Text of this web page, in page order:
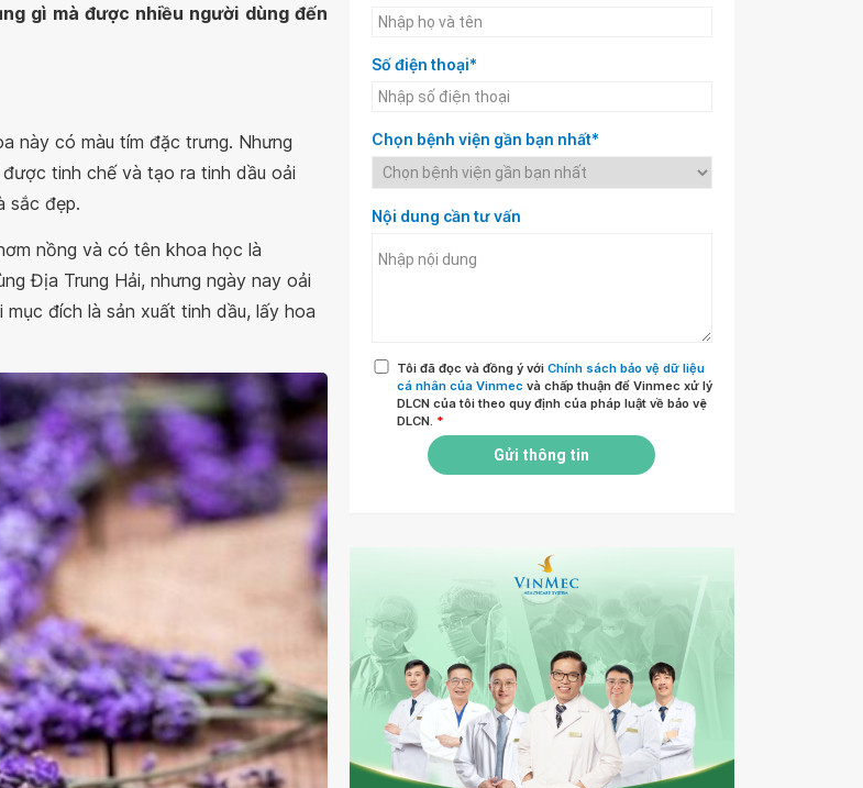
gì mà được nhiều người dùng đến
này có màu tím đặc trưng. Nhưng
tinh chế và tạo ra tinh dầu oải
sắc đẹp.
nồng và có tên khoa học là
Địa Trung Hải, nhưng ngày nay oải
đích là sản xuất tinh dầu, lấy hoa
Số điện thoại*
Chọn bệnh viện gần bạn nhất*
Nội dung cần tư vấn
Tôi đã đọc và đồng ý với Chính sách bảo vệ dữ liệu
cá nhân của Vinmec và chấp thuận để Vinmec xử lý
DLCN của tôi theo quy định của pháp luật về bảo vệ
DLCN. *
Gửi thông tin